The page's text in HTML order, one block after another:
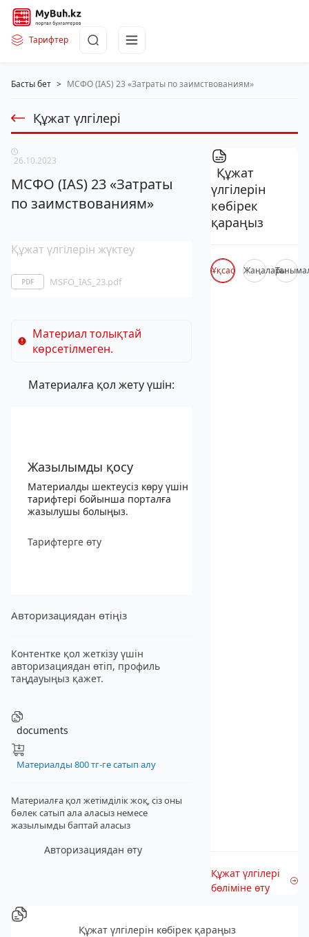
Тарифтер
Басты бет > МСФО (IAS) 23 «Затраты по заимствованиям»
Құжат үлгілері
26.10.2023
МСФО (IAS) 23 «Затраты
по заимствованиям»
Құжат үлгілерін жүктеу
PDF MSFO_IAS_23.pdf
Материал толықтай
көрсетілмеген.
Материалға қол жету үшін:
Жазылымды қосу
Материалды шектеусіз көру үшін
тарифтері бойынша порталға
жазылушы болыңыз.
Тарифтерге өту
Авторизациядан өтіңіз
Контентке қол жеткізу үшін
авторизациядан өтіп, профиль
таңдауыңыз қажет.
documents
Материалды 800 тг-ге сатып алу
Материалға қол жетімділік жоқ, сіз оны
бөлек сатып ала аласыз немесе
жазылымды баптай аласыз
Авторизациядан өту
Құжат
үлгілерін
көбірек
қараңыз
Ұқсас Жаңалары
Құжат үлгілері
бөліміне өту
Құжат үлгілерін көбірек қараңыз